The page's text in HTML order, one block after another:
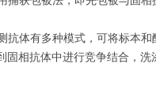
抗体有多种模式，可将标
相抗体中进行竞争结合，